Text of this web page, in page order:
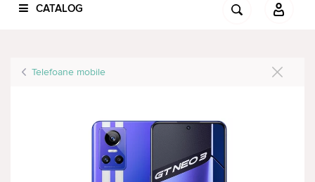
CATALOG
Telefoane mobile